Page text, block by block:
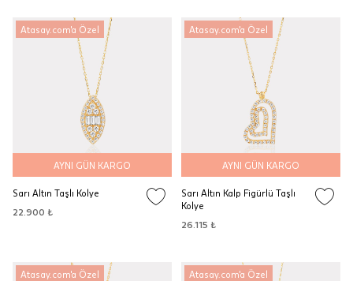
Atasay.com'a Özel
AYNI GÜN KARGO
Sarı Altın Taşlı Kolye
22.900 ₺
Atasay.com'a Özel
AYNI GÜN KARGO
Sarı Altın Kalp Figürlü Taşlı
Kolye
26.115 ₺
Atasay.com'a Özel Atasay.com'a Özel